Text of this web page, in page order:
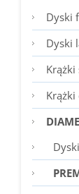
Dyski
Dyski
Krążki
Krążki